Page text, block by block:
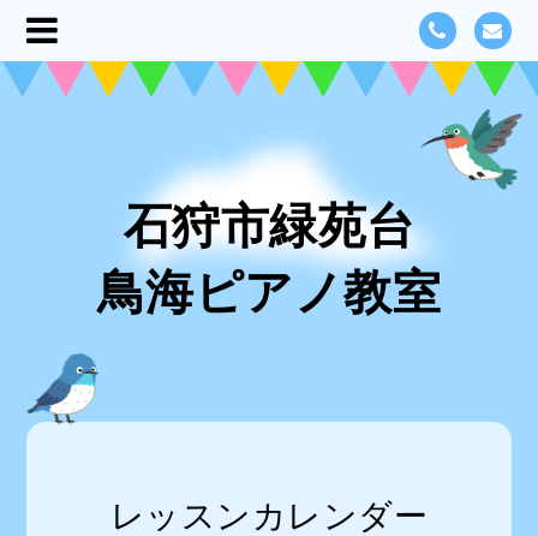
石狩市緑苑台
鳥海ピアノ教室
レッスンカレンダー